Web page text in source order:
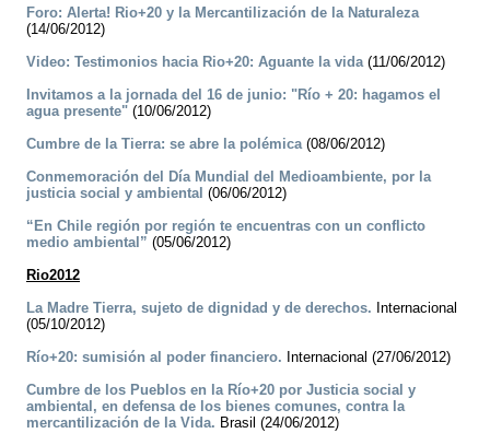
Foro: Alerta! Rio+20 y la Mercantilización de la Naturaleza
(14/06/2012)
Video: Testimonios hacia Rio+20: Aguante la vida(11/06/2012)
Invitamos a la jornada del 16 de junio: "Río + 20: hagamos el
agua presente" (10/06/2012)
Cumbre de la Tierra: se abre la polémica(08/06/2012)
Conmemoración del Día Mundial del Medioambiente, por la
justicia social y ambiental (06/06/2012)
“En Chile región por región te encuentras con un conflicto
medio ambiental” (05/06/2012)
Rio2012
La Madre Tierra, sujeto de dignidad y de derechos. Internacional
(05/10/2012)
Río+20: sumisión al poder financiero. Internacional (27/06/2012)
Cumbre de los Pueblos en la Río+20 por Justicia social y
ambiental, en defensa de los bienes comunes, contra la
mercantilización de la Vida. Brasil (24/06/2012)